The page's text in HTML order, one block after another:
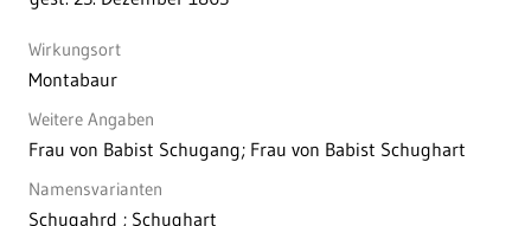
Wirkungsort
Montabaur
Weitere Angaben
Frau von Babist Schugang; Frau von Babist Schughart
Namensvarianten
Schugahrd ; Schughart